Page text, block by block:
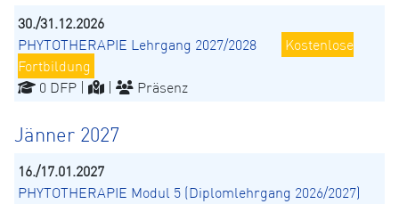
30./31.12.2026
PHYTOTHERAPIE Lehrgang 2027/2028
Kostenlose
Fortbildung
0 DFP |
Präsenz
Jänner 2027
16./17.01.2027
PHYTOTHERAPIE Modul 5 (Diplomlehrgang 2026/2027)